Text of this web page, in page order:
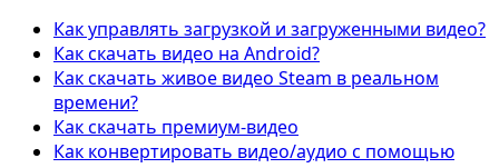
Как управлять загрузкой и загруженными видео?
Как скачать видео на Android?
Как скачать живое видео Steam в реальном
времени?
Как скачать премиум-видео
Как конвертировать видео/аудио с помощью